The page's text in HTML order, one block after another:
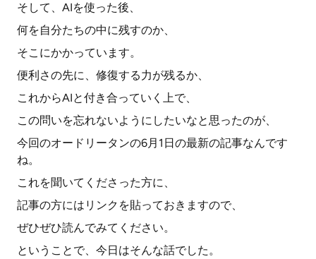
そして、AIを使った後、
何を自分たちの中に残すのか、
そこにかかっています。
便利さの先に、修復する力が残るか、
これからAIと付き合っていく上で、
この問いを忘れないようにしたいなと思ったのが、
今回のオードリータンの6月1日の最新の記事なんです
ね。
これを聞いてくださった方に、
記事の方にはリンクを貼っておきますので、
ぜひぜひ読んでみてください。
ということで、今日はそんな話でした。